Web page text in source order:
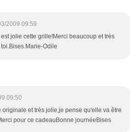
2009 09:59
jolie cette grille!Merci beaucoup et très
Odile
09:50
originale et très jolie,je pense qu'elle va être
pour ce cadeauBonne journéeBises